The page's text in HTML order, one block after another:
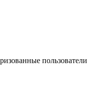
пользователи